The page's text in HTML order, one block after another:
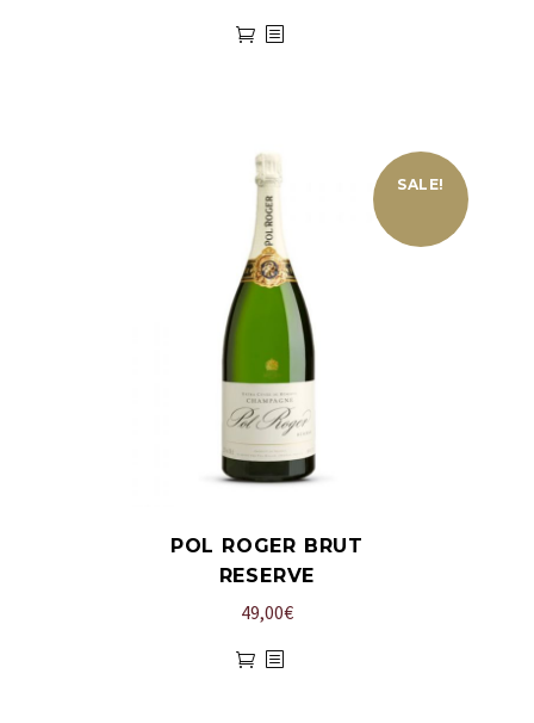
SALE!
POL ROGER BRUT
RESERVE
49,00€